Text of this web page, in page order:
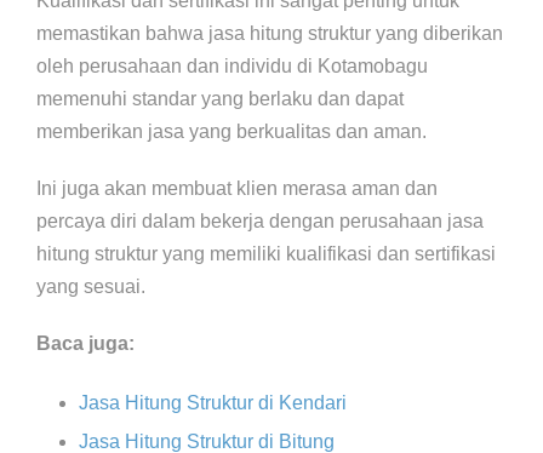
memastikan bahwa jasa hitung struktur yang diberikan
oleh perusahaan dan individu di Kotamobagu
memenuhi standar yang berlaku dan dapat
memberikan jasa yang berkualitas dan aman.
Ini juga akan membuat klien merasa aman dan
percaya diri dalam bekerja dengan perusahaan jasa
hitung struktur yang memiliki kualifikasi dan sertifikasi
yang sesuai.
Baca juga:
Jasa Hitung Struktur di Kendari
Jasa Hitung Struktur di Bitung